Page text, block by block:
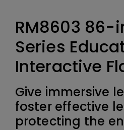
RM8603 86-
Series
Interactive
Give immersive
foster effective
protecting the